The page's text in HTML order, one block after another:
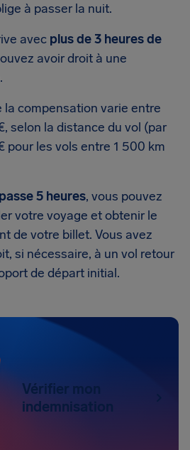
à passer la nuit.
avec plus de 3 heures de
avoir droit à une
la compensation varie entre
selon la distance du vol (par
pour les vols entre 1 500 km
5 heures, vous pouvez
votre voyage et obtenir le
de votre billet. Vous avez
si nécessaire, à un vol retour
de départ initial.
Vérifier mon
indemnisation